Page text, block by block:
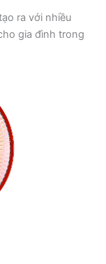
ra với nhiều
gia đình trong